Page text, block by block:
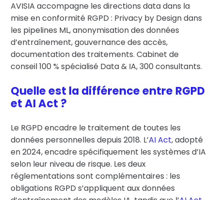
AVISIA accompagne les directions data dans la
mise en conformité RGPD : Privacy by Design dans
les pipelines ML, anonymisation des données
d’entraînement, gouvernance des accès,
documentation des traitements. Cabinet de
conseil 100 % spécialisé Data & IA, 300 consultants.
Quelle est la différence entre RGPD
et AI Act ?
Le RGPD encadre le traitement de toutes les
données personnelles depuis 2018. L’AI Act, adopté
en 2024, encadre spécifiquement les systèmes d’IA
selon leur niveau de risque. Les deux
réglementations sont complémentaires : les
obligations RGPD s’appliquent aux données